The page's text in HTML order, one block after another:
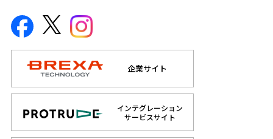
企業サイト
インテグレーション
サービスサイト